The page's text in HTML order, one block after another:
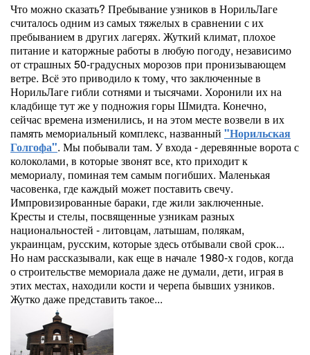
Что можно сказать? Пребывание узников в НорильЛаге
считалось одним из самых тяжелых в сравнении с их
пребыванием в других лагерях. Жуткий климат, плохое
питание и каторжные работы в любую погоду, независимо
от страшных 50-градусных морозов при пронизывающем
ветре. Всё это приводило к тому, что заключенные в
НорильЛаге гибли сотнями и тысячами. Хоронили их на
кладбище тут же у подножия горы Шмидта. Конечно,
сейчас времена изменились, и на этом месте возвели в их
память мемориальный комплекс, названный "Норильская
Голгофа". Мы побывали там. У входа - деревянные ворота с
колоколами, в которые звонят все, кто приходит к
мемориалу, поминая тем самым погибших. Маленькая
часовенка, где каждый может поставить свечу.
Импровизированные бараки, где жили заключенные.
Кресты и стелы, посвященные узникам разных
национальностей - литовцам, латышам, полякам,
украинцам, русским, которые здесь отбывали свой срок...
Но нам рассказывали, как еще в начале 1980-х годов, когда
о строительстве мемориала даже не думали, дети, играя в
этих местах, находили кости и черепа бывших узников.
Жутко даже представить такое...